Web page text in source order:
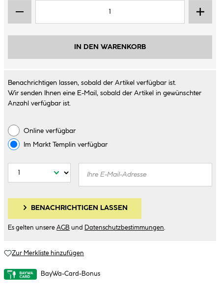
IN DEN WARENKORB
Benachrichtigen lassen, sobald der Artikel verfügbar ist.
Wir senden Ihnen eine E-Mail, sobald der Artikel in gewünschter
Anzahl verfügbar ist.
Online verfügbar
Im Markt Templin verfügbar
BENACHRICHTIGEN LASSEN
Es gelten unsere AGB und Datenschutzbestimmungen
Zur Merkliste hinzufügen
BayWa-Card-Bonus